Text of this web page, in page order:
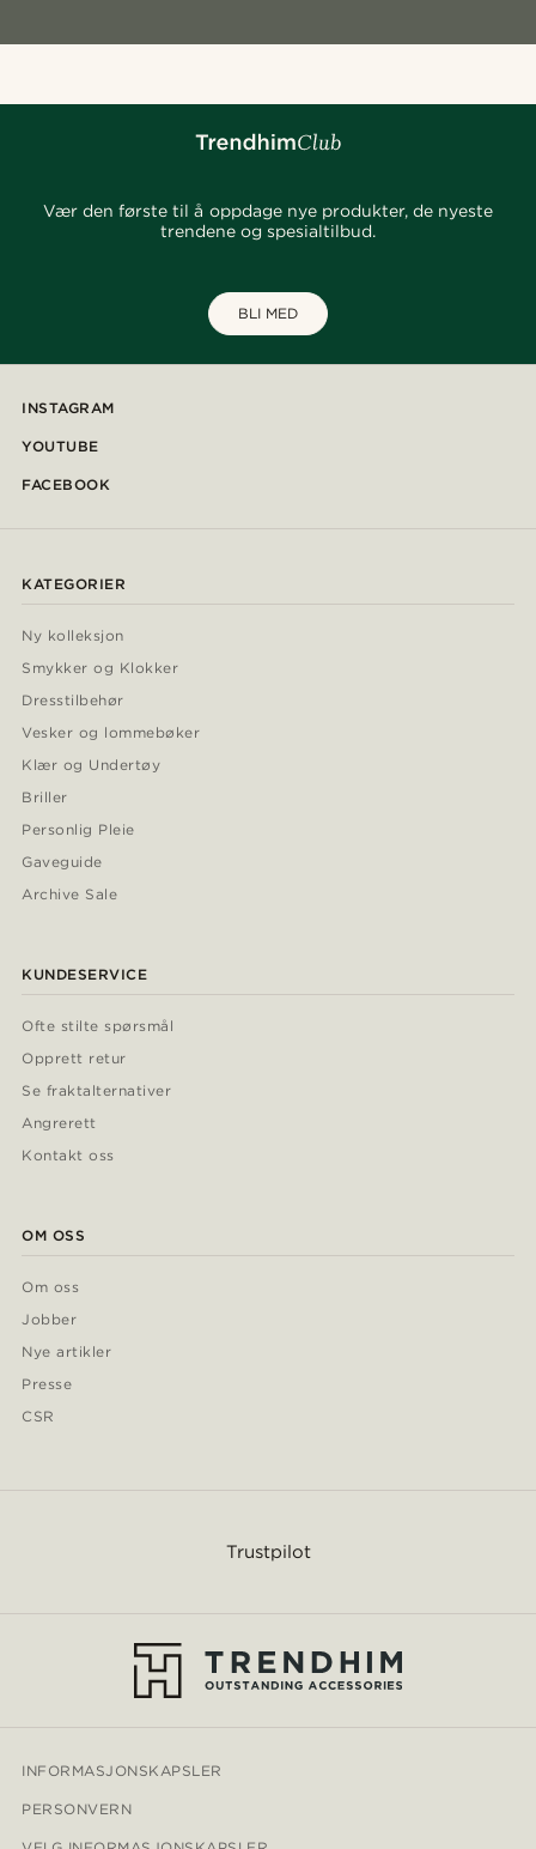
Vær den første til å oppdage nye produkter, de nyeste
trendene og spesialtilbud.
BLI MED
INSTAGRAM
YOUTUBE
FACEBOOK
KATEGORIER
Ny kolleksjon
Smykker og Klokker
Dresstilbehør
Vesker og lommebøker
Klær og Undertøy
Briller
Personlig Pleie
Gaveguide
Archive Sale
KUNDESERVICE
Ofte stilte spørsmål
Opprett retur
Se fraktalternativer
Angrerett
Kontakt oss
OM OSS
Om oss
Jobber
Nye artikler
Presse
CSR
Trustpilot
INFORMASJONSKAPSLER
PERSONVERN